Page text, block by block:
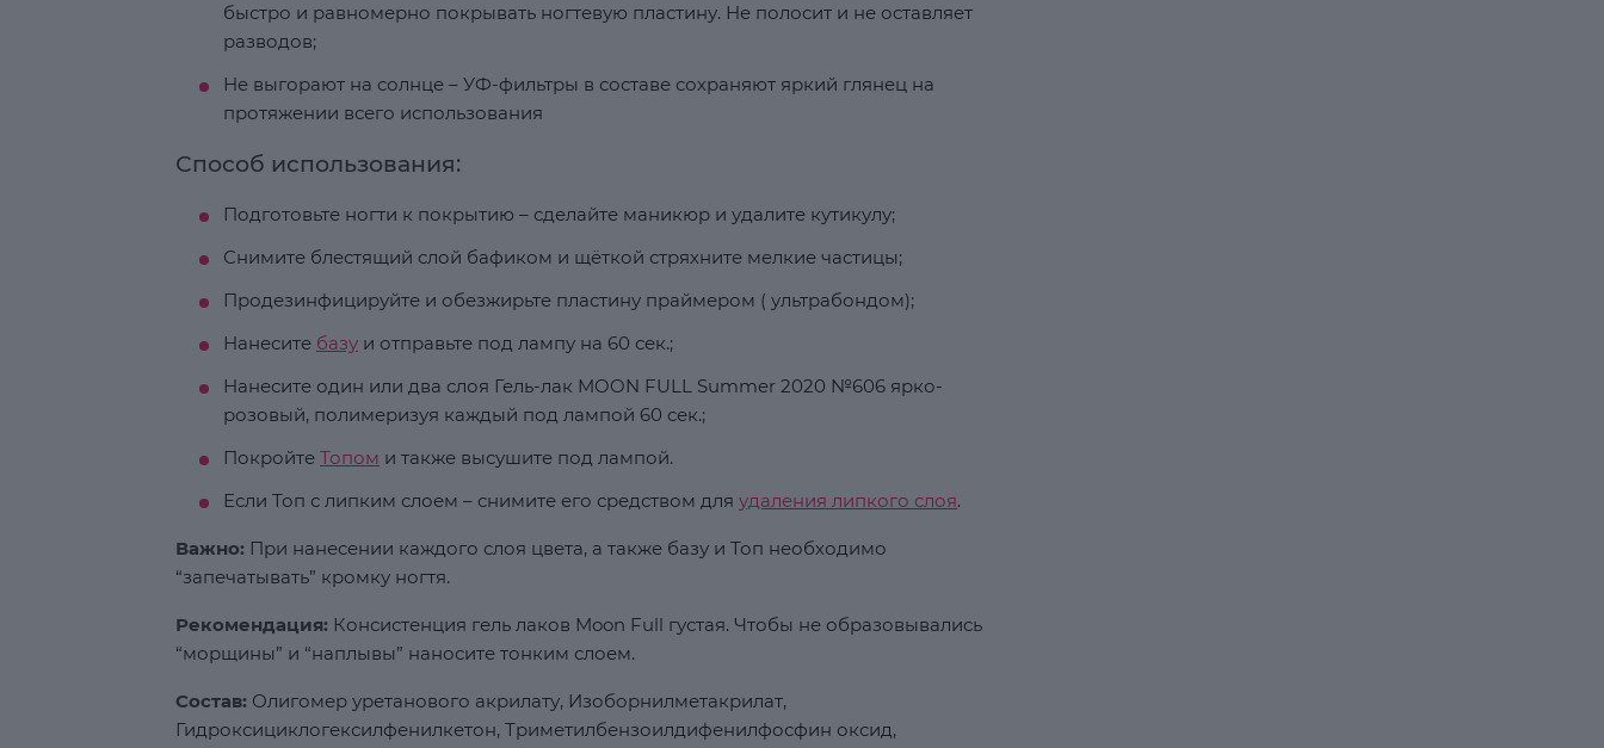
быстро и равномерно покрывать ногтевую пластину. Не полосит и не оставляет
разводов;
Не выгорают на солнце – УФ-фильтры в составе сохраняют яркий глянец на
протяжении всего использования
Способ использования:
Подготовьте ногти к покрытию – сделайте маникюр и удалите кутикулу;
Снимите блестящий слой бафиком и щёткой стряхните мелкие частицы;
Продезинфицируйте и обезжирьте пластину праймером ( ультрабондом);
Нанесите базу и отправьте под лампу на 60 сек.;
Нанесите один или два слоя Гель-лак MOON FULL Summer 2020 №606 ярко-
розовый, полимеризуя каждый под лампой 60 сек.;
Покройте Топом и также высушите под лампой.
Если Топ с липким слоем – снимите его средством для удаления липкого слоя.
Важно: При нанесении каждого слоя цвета, а также базу и Топ необходимо
“запечатывать” кромку ногтя.
Рекомендация: Консистенция гель лаков Moon Full густая. Чтобы не образовывались
“морщины” и “наплывы” наносите тонким слоем.
Состав: Олигомер уретанового акрилату, Изоборнилметакрилат,
Гидроксициклогексилфенилкетон, Триметилбензоилдифенилфосфин оксид,